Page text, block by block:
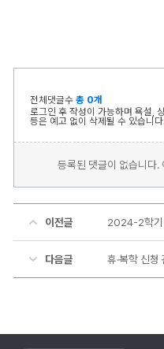
전체댓글수 총 0개
로그인 후 작성이 가능하며 욕설,
등은 예고 없이 삭제될 수 있습니다.
등록된 댓글이 없습니다.
이전글 2024-2학기
다음글 휴·복학 신청